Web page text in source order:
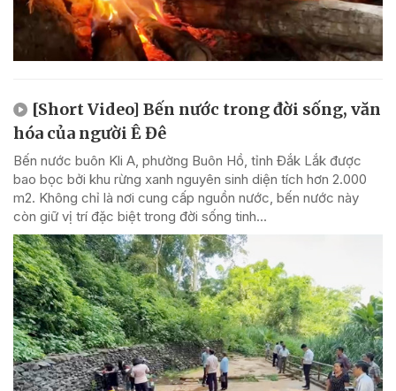
[Short Video] Bến nước trong đời sống, văn
hóa của người Ê Đê
Bến nước buôn Kli A, phường Buôn Hồ, tỉnh Đắk Lắk được
bao bọc bởi khu rừng xanh nguyên sinh diện tích hơn 2.000
m2. Không chỉ là nơi cung cấp nguồn nước, bến nước này
còn giữ vị trí đặc biệt trong đời sống tinh...